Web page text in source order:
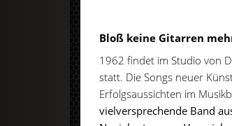
Bloß keine Gitarren
1962 findet im Studio von
statt. Die Songs neuer
Erfolgsaussichten im
vielversprechende Band